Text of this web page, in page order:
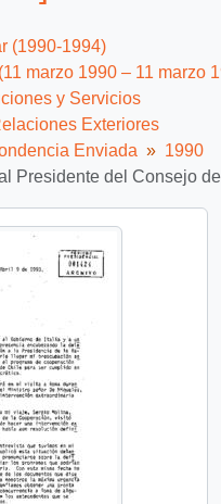
(1990-1994)
marzo 1990 – 11 marzo
y Servicios
Exteriores
Enviada
1990
Presidente del Consejo